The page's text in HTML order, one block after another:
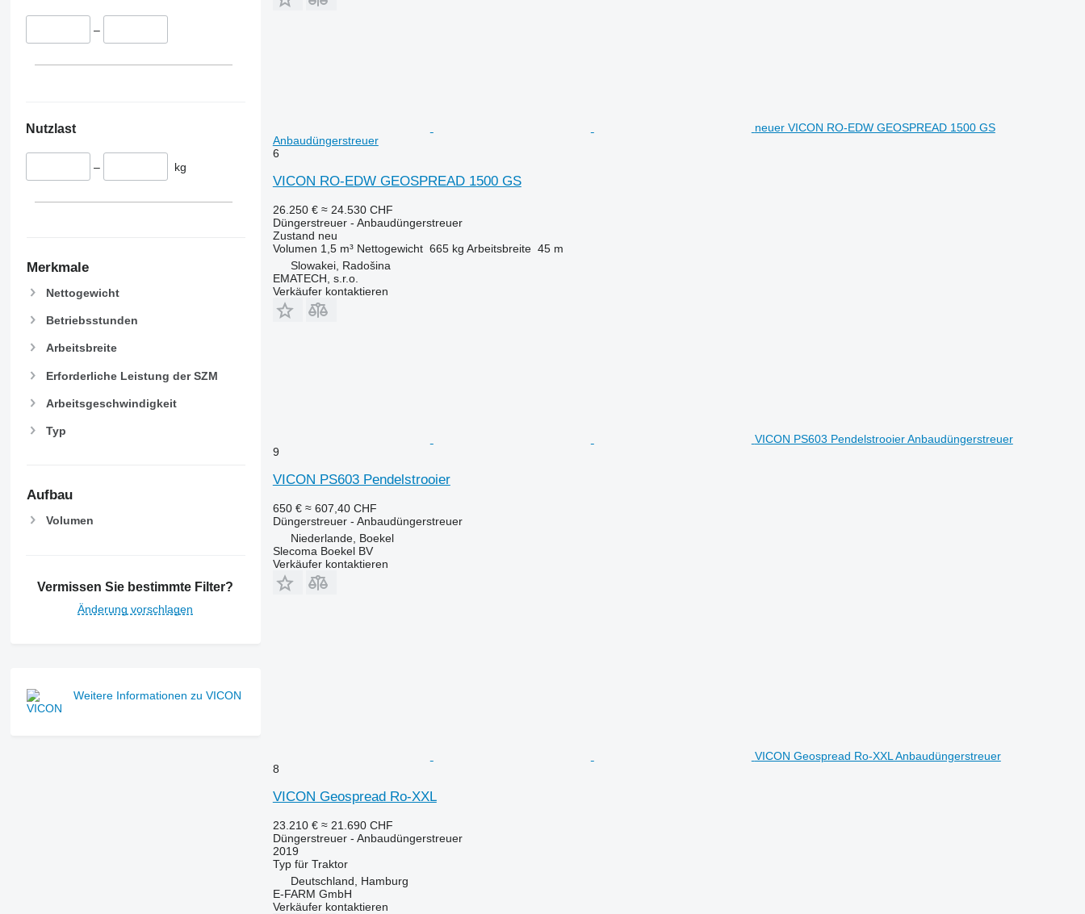
–
Nutzlast
– kg
Merkmale
Nettogewicht
Betriebsstunden
Arbeitsbreite
Erforderliche Leistung der SZM
Arbeitsgeschwindigkeit
Typ
Aufbau
Volumen
Vermissen Sie bestimmte Filter?
Änderung vorschlagen
Weitere Informationen zu VICON
neuer VICON RO-EDW GEOSPREAD 1500 GS
Anbaudüngerstreuer
6
VICON RO-EDW GEOSPREAD 1500 GS
26.250 € ≈ 24.530 CHF
Düngerstreuer - Anbaudüngerstreuer
Zustand neu
Volumen 1,5 m³ Nettogewicht 665 kg Arbeitsbreite 45 m
Slowakei, Radošina
EMATECH, s.r.o.
Verkäufer kontaktieren
VICON PS603 Pendelstrooier Anbaudüngerstreuer
9
VICON PS603 Pendelstrooier
650 € ≈ 607,40 CHF
Düngerstreuer - Anbaudüngerstreuer
Niederlande, Boekel
Slecoma Boekel BV
Verkäufer kontaktieren
VICON Geospread Ro-XXL Anbaudüngerstreuer
8
VICON Geospread Ro-XXL
23.210 € ≈ 21.690 CHF
Düngerstreuer - Anbaudüngerstreuer
2019
Typ für Traktor
Deutschland, Hamburg
E-FARM GmbH
Verkäufer kontaktieren